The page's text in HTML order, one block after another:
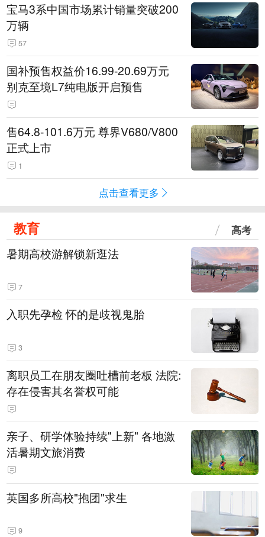
宝马3系中国市场累计销量突破200
万辆
57
国补预售权益价16.99-20.69万元
别克至境L7纯电版开启预售
售64.8-101.6万元 尊界V680/V800
正式上市
1
点击查看更多
教育 高考
暑期高校游解锁新逛法
7
入职先孕检 怀的是歧视鬼胎
3
离职员工在朋友圈吐槽前老板 法院:
存在侵害其名誉权可能
亲子、研学体验持续"上新" 各地激
活暑期文旅消费
英国多所高校"抱团"求生
9